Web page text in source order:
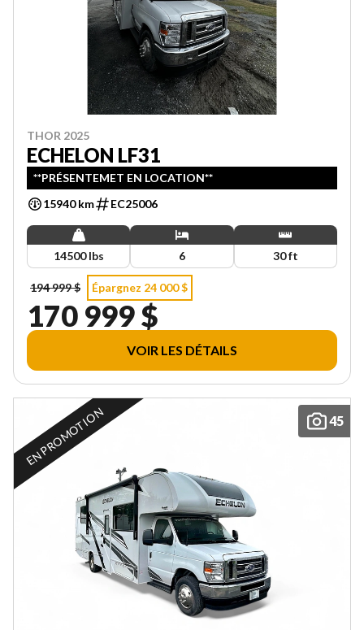
THOR 2025
ECHELON LF31
**PRÉSENTEMET EN LOCATION**
15940 km
EC25006
14500 lbs 6 30 ft
194 999 $ Épargnez 24 000 $
170 999 $
VOIR LES DÉTAILS
45
EN PROMOTION